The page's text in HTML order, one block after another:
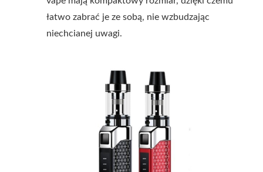
łatwo zabrać je ze sobą, nie wzbudzając
niechcianej uwagi.